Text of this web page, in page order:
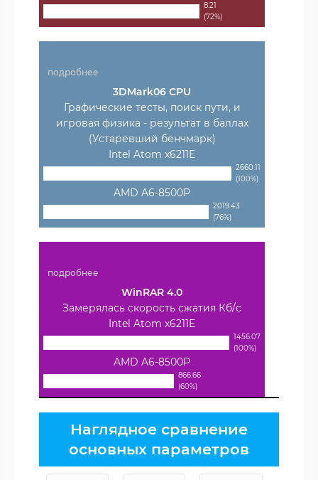
8.21
(72%)
подробнее
3DMark06 CPU
Графические тесты, поиск пути, и
игровая физика - результат в баллах
(Устаревший бенчмарк)
Intel Atom x6211E
2660.11
(100%)
AMD A6-8500P
2019.43
(76%)
подробнее
WinRAR 4.0
Замерялась скорость сжатия Кб/с
Intel Atom x6211E
1456.07
(100%)
AMD A6-8500P
866.66
(60%)
Наглядное сравнение
основных параметров